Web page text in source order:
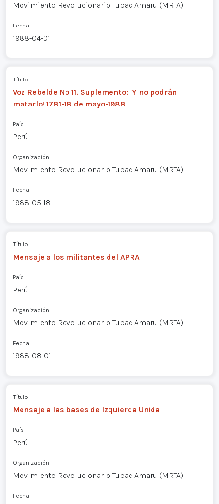
Movimiento Revolucionario Tupac Amaru (MRTA)
Fecha
1988-04-01
Título
Voz Rebelde Nº 11. Suplemento: ¡Y no podrán
matarlo! 1781-18 de mayo-1988
País
Perú
Organización
Movimiento Revolucionario Tupac Amaru (MRTA)
Fecha
1988-05-18
Título
Mensaje a los militantes del APRA
País
Perú
Organización
Movimiento Revolucionario Tupac Amaru (MRTA)
Fecha
1988-08-01
Título
Mensaje a las bases de Izquierda Unida
País
Perú
Organización
Movimiento Revolucionario Tupac Amaru (MRTA)
Fecha